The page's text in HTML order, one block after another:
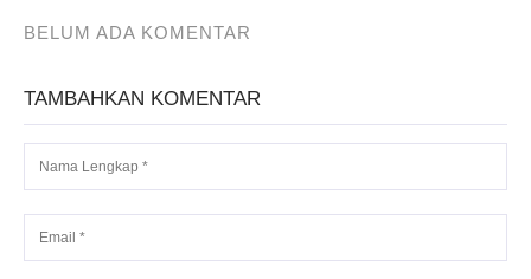
BELUM ADA KOMENTAR
TAMBAHKAN KOMENTAR